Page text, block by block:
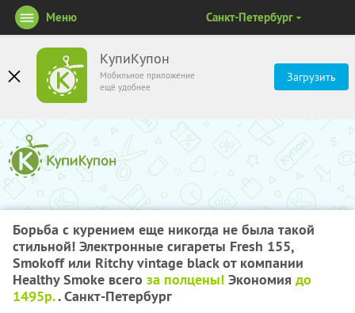
КупиКупон
Мобильное приложение
ещё удобнее
Загрузить
Меню Санкт-Петербург
Борьба с курением еще никогда не была такой
стильной! Электронные сигареты Fresh 155,
Smokoff или Ritchy vintage black от компании
Healthy Smoke всего за полцены! Экономия до
1495р.. Санкт-Петербург